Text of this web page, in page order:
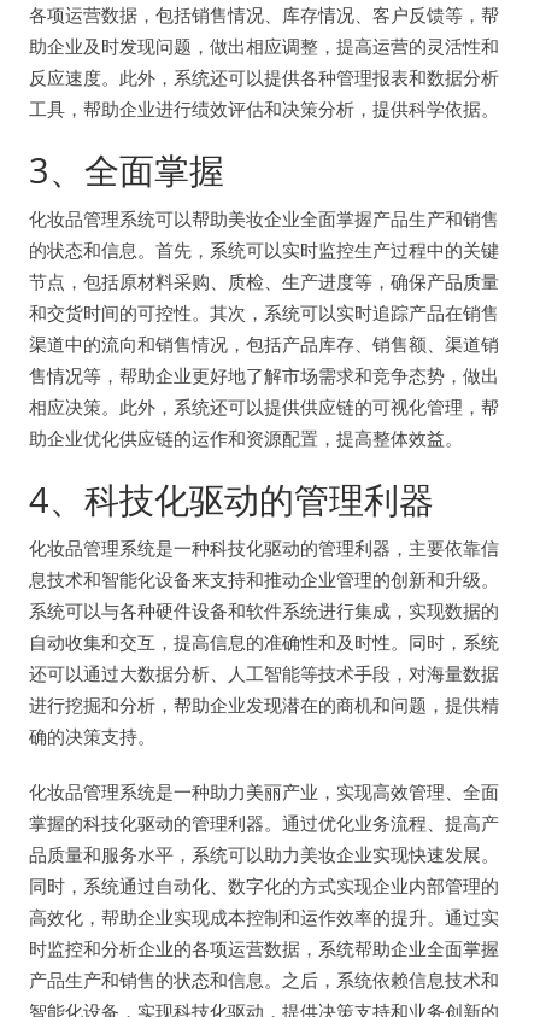
各项运营数据，包括销售情况、库存情况、客户反馈等，帮
助企业及时发现问题，做出相应调整，提高运营的灵活性和
反应速度。此外，系统还可以提供各种管理报表和数据分析
工具，帮助企业进行绩效评估和决策分析，提供科学依据。
3、全面掌握
化妆品管理系统可以帮助美妆企业全面掌握产品生产和销售
的状态和信息。首先，系统可以实时监控生产过程中的关键
节点，包括原材料采购、质检、生产进度等，确保产品质量
和交货时间的可控性。其次，系统可以实时追踪产品在销售
渠道中的流向和销售情况，包括产品库存、销售额、渠道销
售情况等，帮助企业更好地了解市场需求和竞争态势，做出
相应决策。此外，系统还可以提供供应链的可视化管理，帮
助企业优化供应链的运作和资源配置，提高整体效益。
4、科技化驱动的管理利器
化妆品管理系统是一种科技化驱动的管理利器，主要依靠信
息技术和智能化设备来支持和推动企业管理的创新和升级。
系统可以与各种硬件设备和软件系统进行集成，实现数据的
自动收集和交互，提高信息的准确性和及时性。同时，系统
还可以通过大数据分析、人工智能等技术手段，对海量数据
进行挖掘和分析，帮助企业发现潜在的商机和问题，提供精
确的决策支持。
化妆品管理系统是一种助力美丽产业，实现高效管理、全面
掌握的科技化驱动的管理利器。通过优化业务流程、提高产
品质量和服务水平，系统可以助力美妆企业实现快速发展。
同时，系统通过自动化、数字化的方式实现企业内部管理的
高效化，帮助企业实现成本控制和运作效率的提升。通过实
时监控和分析企业的各项运营数据，系统帮助企业全面掌握
产品生产和销售的状态和信息。之后，系统依赖信息技术和
智能化设备，实现科技化驱动，提供决策支持和业务创新的